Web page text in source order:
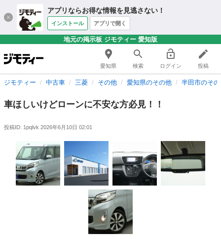
アプリならお得な情報を見逃さない！
インストール アプリで開く
地元の掲示板 ジモティー 愛知版
愛知県 検索 ログイン 投稿
ジモティー 中古車 三菱 その他 愛知県のその他 半田市のそ
車ほしいけどローンに不安な方必見！！
投稿ID: 1pqlvk 2026年6月10日 02:01